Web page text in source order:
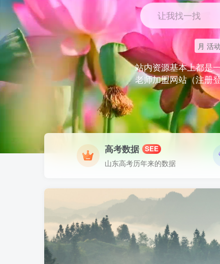
让我找一找
月 活
站内资源基本上都是
老师加盟网站（注册
高考数据 SEE
山东高考历年来的数据